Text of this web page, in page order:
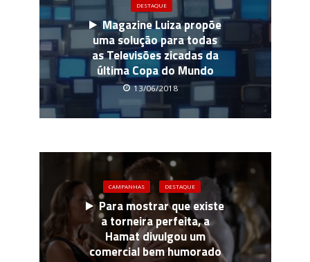
DESTAQUE
Magazine Luiza propõe
uma solução para todas
as Televisões zicadas da
última Copa do Mundo
13/06/2018
CAMPANHAS DESTAQUE
Para mostrar que existe
a torneira perfeita, a
Hamat divulgou um
comercial bem humorado